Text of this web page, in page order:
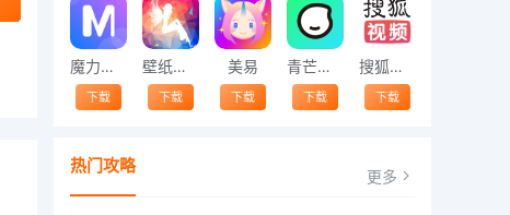
魔力相册
下载
壁纸精灵
下载
美易
下载
青芒交友软件官方版2021 v1.3
下载
搜狐视频app免费送会员下载安装到手机 v8.8.5
下载
热门攻略 更多